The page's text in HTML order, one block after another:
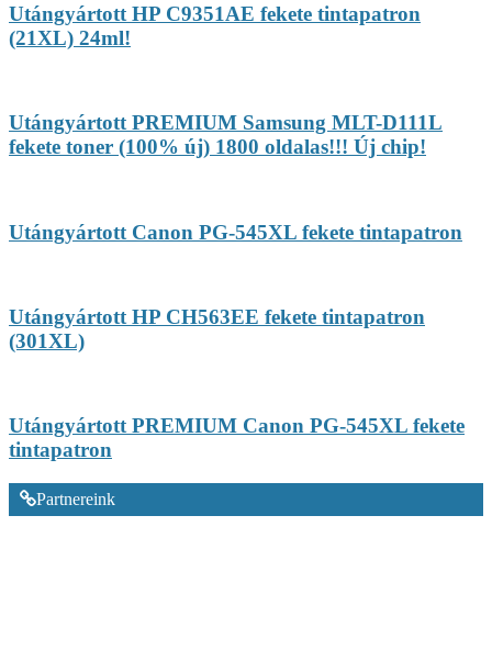
Utángyártott HP C9351AE fekete tintapatron
(21XL) 24ml!
Utángyártott PREMIUM Samsung MLT-D111L
fekete toner (100% új) 1800 oldalas!!! Új chip!
Utángyártott Canon PG-545XL fekete tintapatron
Utángyártott HP CH563EE fekete tintapatron
(301XL)
Utángyártott PREMIUM Canon PG-545XL fekete
tintapatron
Partnereink